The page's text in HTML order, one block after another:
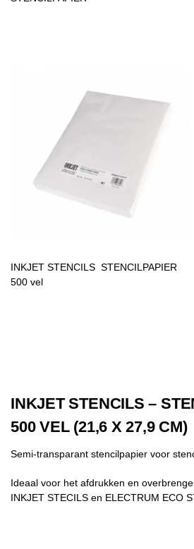
INKJET STENCILS STENCILPAPIER
500 vel
INKJET STENCILS –
500 VEL (21,6 X 27,9 CM)
Semi-transparant stencilpapier voor
Ideaal voor het afdrukken en
INKJET STECILS en ELECTRUM ECO